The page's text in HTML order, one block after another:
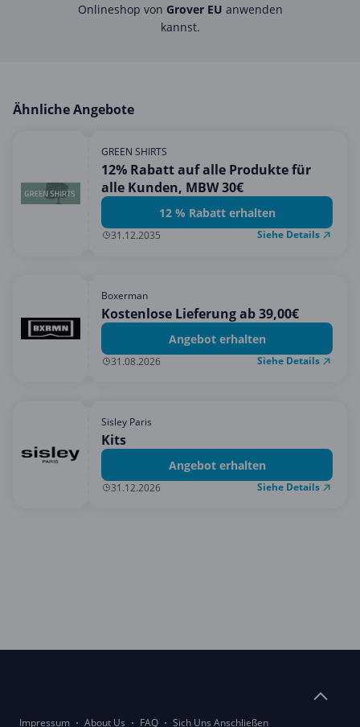
Onlineshop von Grover EU anwenden
kannst.
Ähnliche Angebote
GREEN SHIRTS
12% Rabatt auf alle Produkte für
alle Kunden, MBW 30€
12 % Rabatt erhalten
31.12.2035 Siehe Details
Boxerman
Kostenlose Lieferung ab 39,00€
Angebot erhalten
31.08.2026 Siehe Details
Sisley Paris
Kits
Angebot erhalten
31.12.2026 Siehe Details
Impressum About Us FAQ Sich Uns Anschließen